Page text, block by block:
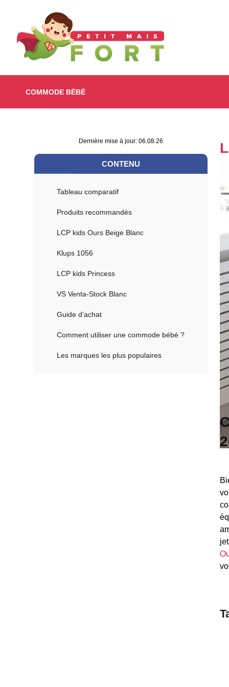
COMMODE BÉBÉ
Dernière mise à jour: 06.08.26
CONTENU
Tableau comparatif
Produits recommandés
LCP kids Ours Beige Blanc
Klups 1056
LCP kids Princess
VS Venta-Stock Blanc
Guide d’achat
Comment utiliser une commode bébé ?
Les marques les plus populaires